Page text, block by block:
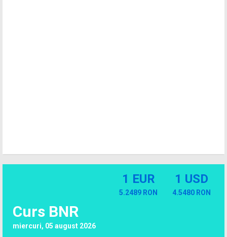
Curs BNR
miercuri, 05 august 2026
1 EUR
5.2489 RON
1 USD
4.5480 RON